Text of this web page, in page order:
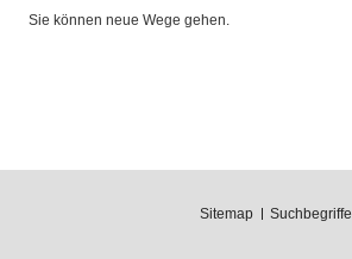
Sie können neue Wege gehen.
Sitemap
Suchbegriffe